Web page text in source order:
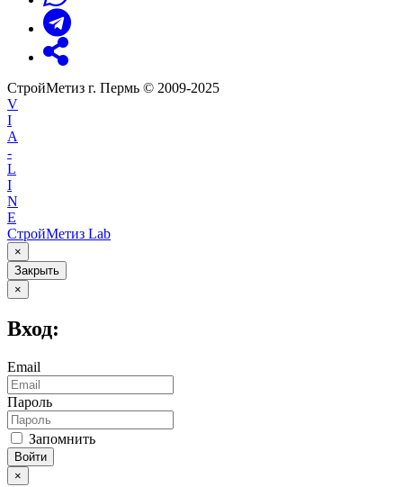
СтройМетиз г. Пермь © 2009-2025
V
I
A
-
L
I
N
E
СтройМетиз Lab
×
Закрыть
×
Вход:
Email
Пароль
Запомнить
Войти
×